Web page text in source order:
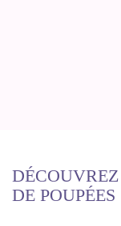
DE POUPÉES